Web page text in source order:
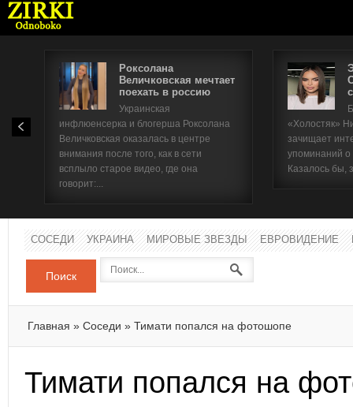
Роксолана
Величковская мечтает
поехать в россию
Украинская
инфлюенсерка и блогерша Роксолана
Величковская оказалась в центре
внимания после того, как в сети
всплыло старое видео, где она
говорит:...
«Холостяк»
зачищает
упоминаний
Казалось бы,
СОСЕДИ УКРАИНА МИРОВЫЕ ЗВЕЗДЫ ЕВРОВИДЕНИЕ
Поиск
Главная » Соседи » Тимати попался на фотошопе
Тимати попался на
Имя